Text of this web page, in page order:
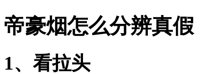
帝豪烟怎么分辨真假
1、看拉头